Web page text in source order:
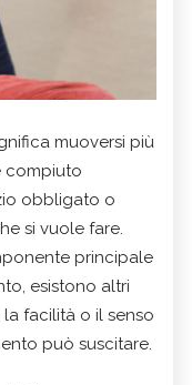
muoversi più
compiuto
obbligato o
si vuole fare.
principale
esistono altri
facilità o il senso
può suscitare.